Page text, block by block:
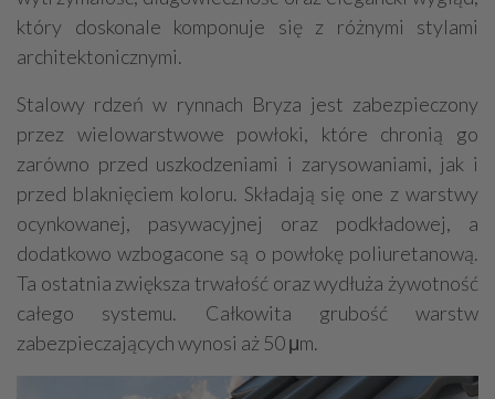
który doskonale komponuje się z różnymi stylami
architektonicznymi.
Stalowy rdzeń w rynnach Bryza jest zabezpieczony
przez wielowarstwowe powłoki, które chronią go
zarówno przed uszkodzeniami i zarysowaniami, jak i
przed blaknięciem koloru. Składają się one z warstwy
ocynkowanej, pasywacyjnej oraz podkładowej, a
dodatkowo wzbogacone są o powłokę poliuretanową.
Ta ostatnia zwiększa trwałość oraz wydłuża żywotność
całego systemu. Całkowita grubość warstw
zabezpieczających wynosi aż 50 μm.